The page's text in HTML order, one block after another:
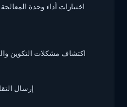
اختبارات أداء وحدة
اكتشاف مشكلات التكوين
إرسال